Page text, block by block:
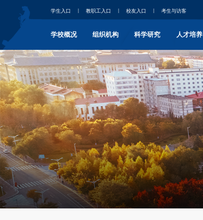
学生入口 教职工入口 校友入口 考生与访客
学校概况 组织机构 科学研究 人才培养